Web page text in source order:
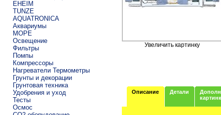
EHEIM
TUNZE
AQUATRONICA
Аквариумы
МОРЕ
Освещение
Фильтры
Помпы
Компрессоры
Нагреватели Термометры
Грунты и декорации
Грунтовая техника
Удобрения и уход
Тесты
Осмос
Увеличить картинку
Описание Детали